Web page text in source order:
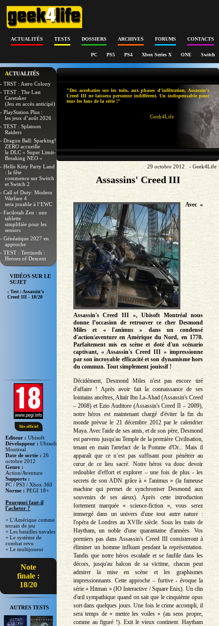
ACTUALITÉS TESTS DOSSIERS ARCHIVES FORUMS CONTACTS
PC PS5 PS4 Xbox Series X ONE Switch
ACTUALITÉS
- TRST : Astro Colony
- TEST : The Last
Caretaker
(Jeu en accès anticipé)
- PlayStation Plus :
les jeux d’août 2026
- TEST : Splatoon
Raiders
- Dragon Ball: Sparking!
ZERO accueille
le DLC « Super Limit-
Breaking NEO »
- Hello Kitty Party Land
: la fête
commence sur Switch
et Switch 2
- Call of Duty: Modern
Warfare 4
sera jouable à l’EWC
- Facilotab Zen : une
tablette
simplifiée pour les
seniors
- Généatique 2027 en
approche
- TEST : Terrinoth :
Heroes of Descent
VIDÉOS SUR LE
SUJET
› Test : Assassin's
Creed III - 18/20
Site officiel
Editeur :Ubisoft
Développeur :Ubisoft
Montreal
Date de sortie :26
octobre 2012
Genre :
Action/Aventure
Supports :
PC / PS3 / Xbox 360
Norme :PEGI 18+
Pourquoi faut-il
l'acheter ?
+ L'Amérique comme
terrain de jeu
+ Les batailles navales
+ Le système de
combat revu
+ Le multijoueur
Note
finale :
18/20
AUTRES TESTS
"Des acrobaties sur les toits, aux phases d'infiltration, Assassin's
Creed III ne laissera personne indifférent. Un indispensable pour
tous les fans de la série !"
Geek4Life
29 octobre 2012 - Geek4Life
Assassins' Creed III
Avec «
Assassin's Creed III », Ubisoft Montréal nous
donne l’occasion de retrouver ce cher Desmond
Miles et « l'animus » dans un condensé
d'action/aventure en Amérique du Nord, en 1770.
Parfaitement mis en scène et doté d'un scénario
captivant, « Assassin's Creed III » impressionne
par son incroyable efficacité et son dynamisme hors
du commun. Tout simplement jouissif !
Décidément, Desmond Miles n'est pas encore tiré
d'affaire ! Après avoir fait la connaissance de ses
lointains ancêtres, Altaïr Ibn La-Ahad (Assassin's Creed
– 2008) et Ezio Auditore (Assassin's Creed II – 2009),
notre héros est maintenant chargé d'éviter la fin du
monde prévue le 21 décembre 2012 par le calendrier
Maya. Avec l'aide de ses amis, et de son père, Desmond
est parvenu jusqu'au Temple de la première Civilisation,
tenant en main l'artefact de la Pomme d'Or... Mais il
apparaît que ce n’est pas suffisant pour pénétrer au
cœur de ce lieu sacré. Notre héros va donc devoir
redoubler d'effort et explorer – une fois de plus - les
secrets de son ADN grâce à « l'animus » (la fameuse
machine qui permet de synchroniser Desmond aux
souvenirs de ses aïeux). Après cette introduction
fortement marquée « science-fiction », vous serez
immergé dans un univers d'une tout autre nature :
l'opéra de Londres au XVIIe siècle. Sous les traits de
Haytham, un noble d'une quarantaine d'années. Vos
premiers pas dans Assassin's Creed III consisteront à
éliminer un homme influant pendant la représentation.
Tandis que notre héros escalade et se faufile dans les
décors, jusqu'au balcon de sa victime, chacun peut
admirer la mise en scène et les graphismes
impressionnants. Cette approche – furtive - évoque la
série « Hitman » (IO Interactive / Square Enix). Un clin
d'œil sympathique quand on sait que le cinquième opus
sort dans quelques jours. Une fois le crime accompli, il
sera temps de « mettre les voiles » (au sens propre,
comme au figuré !). Exit le vieux continent. Haytham